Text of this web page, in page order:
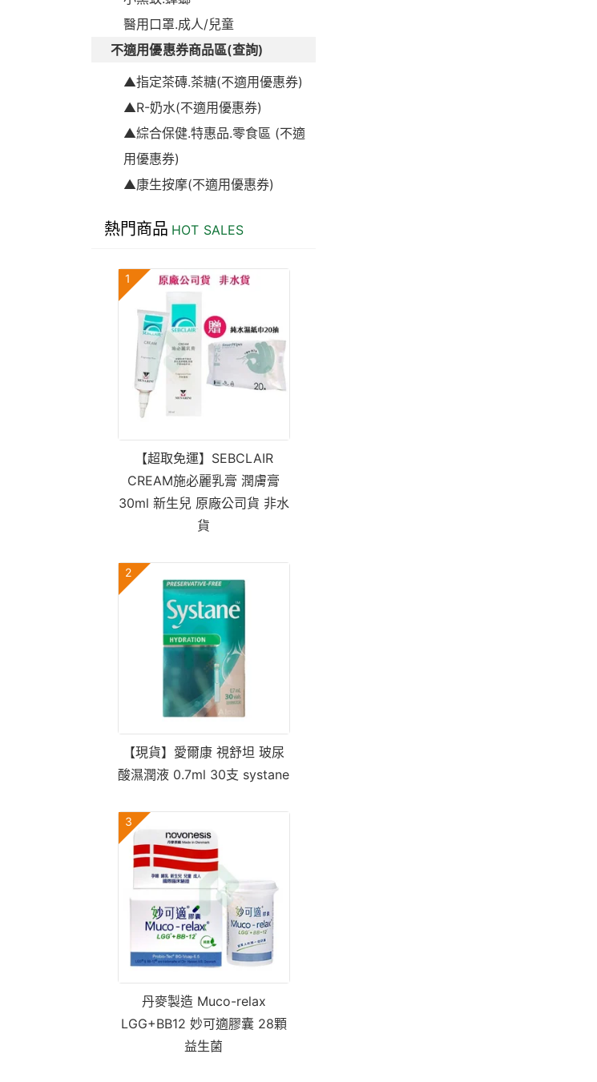
醫用口罩.成人/兒童
不適用優惠券商品區(查詢)
▲指定茶磚.茶糖(不適用優惠券)
▲R-奶水(不適用優惠券)
▲綜合保健.特惠品.零食區 (不適
用優惠券)
▲康生按摩(不適用優惠券)
熱門商品 HOT SALES
1
【超取免運】SEBCLAIR
CREAM施必麗乳膏 潤膚膏
30ml 新生兒 原廠公司貨 非水
貨
2
【現貨】愛爾康 視舒坦 玻尿
酸濕潤液 0.7ml 30支 systane
3
丹麥製造 Muco-relax
LGG+BB12 妙可適膠囊 28顆
益生菌